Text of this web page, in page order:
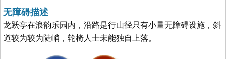
无障碍描述
龙跃亭在浪韵乐园内，沿路是行山径只有小量无障碍设施，斜
道较为较为陡峭，轮椅人士未能独自上落。